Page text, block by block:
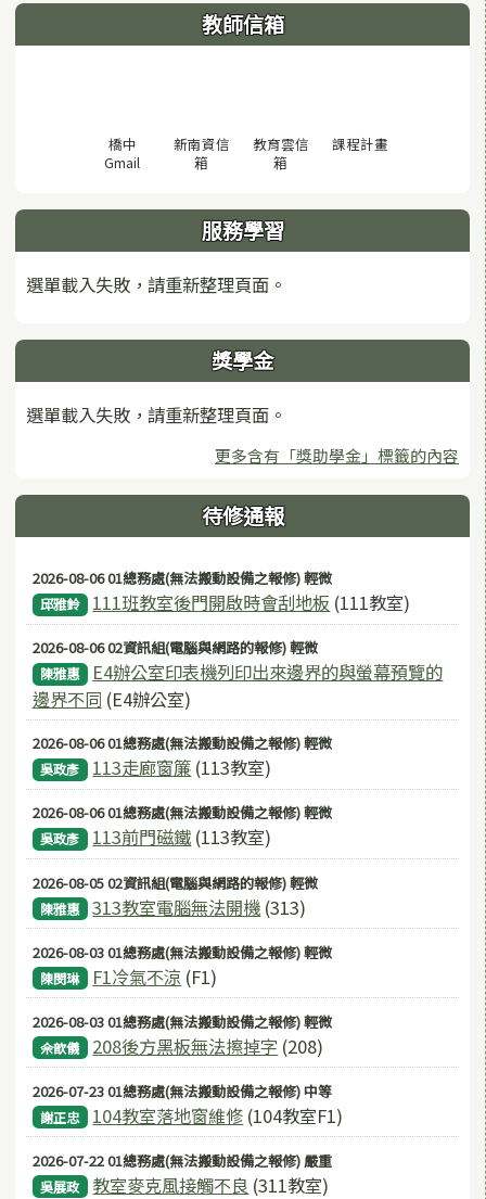
教師信箱
橋中
Gmail (另開視窗)
新南資信
箱
教育雲信
箱
課程計畫(另開視窗)
服務學習
選單載入失敗，請重新整理頁面。
獎學金
選單載入失敗，請重新整理頁面。
更多含有「獎助學金」標籤的內容
待修通報
2026-08-06 01總務處(無法搬動設備之報修) 輕微
邱雅鈴 111班教室後門開啟時會刮地板 (111教室)
2026-08-06 02資訊組(電腦與網路的報修) 輕微
陳雅惠
E4辦公室印表機列印出來邊界的與螢幕預覽的
邊界不同 (E4辦公室)
2026-08-06 01總務處(無法搬動設備之報修) 輕微
吳政彥 113走廊窗簾 (113教室)
2026-08-06 01總務處(無法搬動設備之報修) 輕微
吳政彥 113前門磁鐵 (113教室)
2026-08-05 02資訊組(電腦與網路的報修) 輕微
陳雅惠 313教室電腦無法開機 (313)
2026-08-03 01總務處(無法搬動設備之報修) 輕微
陳閔琳 F1冷氣不涼 (F1)
2026-08-03 01總務處(無法搬動設備之報修) 輕微
佘歆儀 208後方黑板無法擦掉字 (208)
2026-07-23 01總務處(無法搬動設備之報修) 中等
謝正忠 104教室落地窗維修 (104教室F1)
2026-07-22 01總務處(無法搬動設備之報修) 嚴重
吳展政 教室麥克風接觸不良 (311教室)